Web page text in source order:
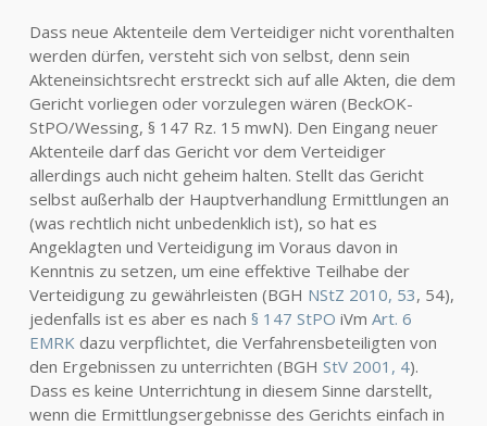
Dass neue Aktenteile dem Verteidiger nicht vorenthalten
werden dürfen, versteht sich von selbst, denn sein
Akteneinsichtsrecht erstreckt sich auf alle Akten, die dem
Gericht vorliegen oder vorzulegen wären (BeckOK-
StPO/Wessing, § 147 Rz. 15 mwN). Den Eingang neuer
Aktenteile darf das Gericht vor dem Verteidiger
allerdings auch nicht geheim halten. Stellt das Gericht
selbst außerhalb der Hauptverhandlung Ermittlungen an
(was rechtlich nicht unbedenklich ist), so hat es
Angeklagten und Verteidigung im Voraus davon in
Kenntnis zu setzen, um eine effektive Teilhabe der
Verteidigung zu gewährleisten (BGH NStZ 2010, 53, 54),
jedenfalls ist es aber es nach § 147 StPO iVm Art. 6
EMRKdazu verpflichtet, die Verfahrensbeteiligten von
den Ergebnissen zu unterrichten (BGH StV 2001, 4).
Dass es keine Unterrichtung in diesem Sinne darstellt,
wenn die Ermittlungsergebnisse des Gerichts einfach in